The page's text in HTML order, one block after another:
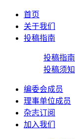
首页
关于我们
投稿指南
投稿指南
投稿须知
编委会成员
理事单位成员
杂志订阅
加入我们